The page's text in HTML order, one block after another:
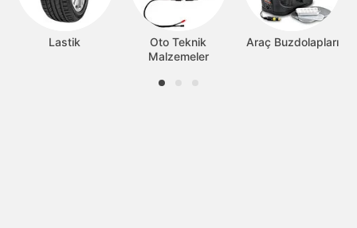
Lastik
Oto Teknik
Malzemeler
Araç Buzdolapları